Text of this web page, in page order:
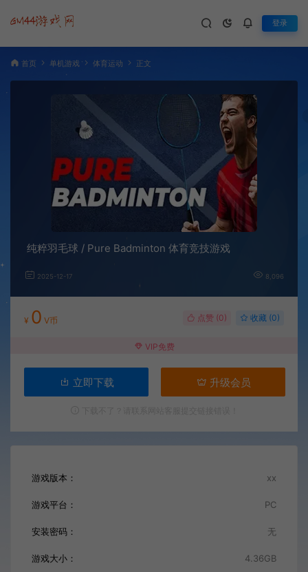
登录
首页 单机游戏 体育运动 正文
纯粹羽毛球 / Pure Badminton 体育竞技游戏
2025-12-17 8,096
¥ 0 V币 点赞 (0) 收藏 (0)
VIP免费
立即下载 升级会员
游戏版本： xx
游戏平台： PC
安装密码： 无
游戏大小： 4.36GB